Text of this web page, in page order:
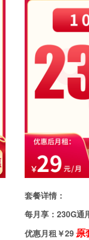
套餐详情：
每月享：230G通
优惠月租￥29原